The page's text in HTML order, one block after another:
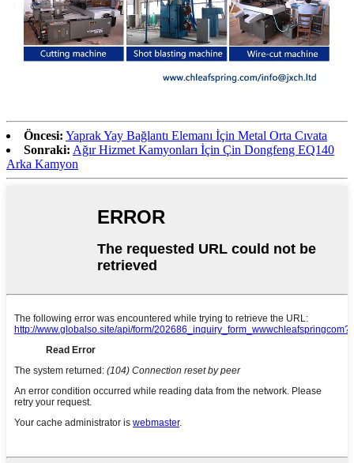
Öncesi: Yaprak Yay Bağlantı Elemanı İçin Metal Orta Cıvata
Sonraki: Ağır Hizmet Kamyonları İçin Çin Dongfeng EQ140
Arka Kamyon